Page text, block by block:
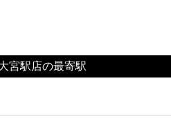
宮駅店の最寄駅